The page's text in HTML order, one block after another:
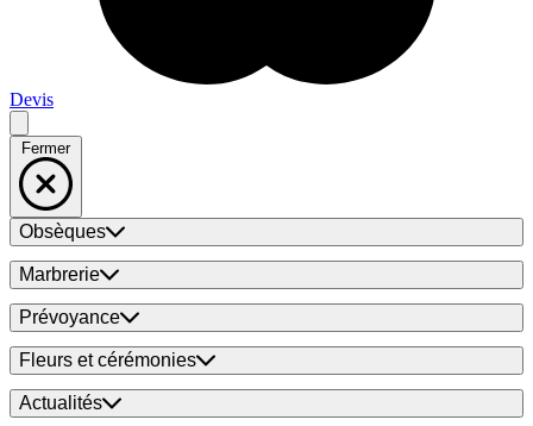
Devis
Fermer
Obsèques
Marbrerie
Prévoyance
Fleurs et cérémonies
Actualités